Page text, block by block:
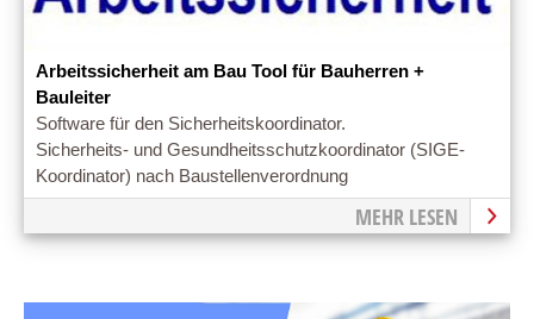
Arbeitssicherheit am Bau Tool für Bauherren +
Bauleiter
Software für den Sicherheitskoordinator.
Sicherheits- und Gesundheitsschutzkoordinator (SIGE-
Koordinator) nach Baustellenverordnung
MEHR LESEN